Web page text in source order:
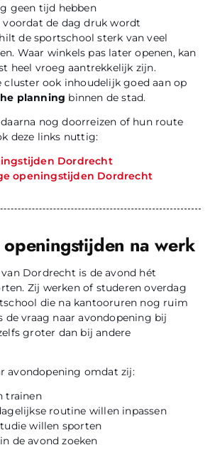
geen tijd hebben
voordat de dag druk wordt
de sportschool sterk van veel
Waar winkels pas later openen, kan
heel vroeg aantrekkelijk zijn.
cluster ook inhoudelijk goed aan op
planning binnen de stad.
nog doorreizen of hun route
deze links nuttig:
Dordrecht
openingstijden Dordrecht
na werk
Dordrecht is de avond hét
Zij werken of studeren overdag
die na kantooruren nog ruim
de vraag naar avondopening bij
groter dan bij andere
avondopening omdat zij:
trainen
routine willen inpassen
willen sporten
de avond zoeken